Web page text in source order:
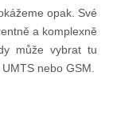
opak. Své
a komplexně
může vybrat tu
nebo GSM.